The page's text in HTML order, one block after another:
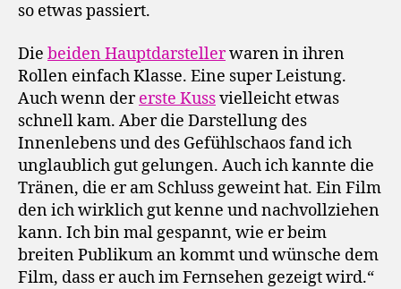
so etwas passiert.
Die beiden Hauptdarstellerwaren in ihren
Rollen einfach Klasse. Eine super Leistung.
Auch wenn dererste Kussvielleicht etwas
schnell kam. Aber die Darstellung des
Innenlebens und des Gefühlschaos fand ich
unglaublich gut gelungen. Auch ich kannte die
Tränen, die er am Schluss geweint hat. Ein Film
den ich wirklich gut kenne und nachvollziehen
kann. Ich bin mal gespannt, wie er beim
breiten Publikum an kommt und wünsche dem
Film, dass er auch im Fernsehen gezeigt wird.“